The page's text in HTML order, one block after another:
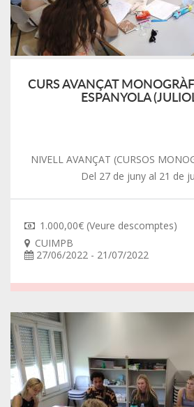
CURS AVANÇAT
ESPANYOLA
NIVELL AVANÇAT (CURSOS
Del 27 de juny al 21 de
1.000,00€ (Veure descomptes)
CUIMPB
27/06/2022 - 21/07/2022